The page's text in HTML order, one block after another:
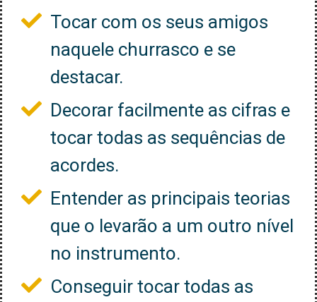
Tocar com os seus amigos
naquele churrasco e se
destacar.
Decorar facilmente as cifras e
tocar todas as sequências de
acordes.
Entender as principais teorias
que o levarão a um outro nível
no instrumento.
Conseguir tocar todas as